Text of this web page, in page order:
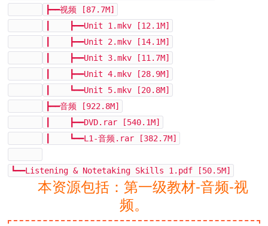
┣━━视频 [87.7M]
┃ ┣━━Unit 1.mkv [12.1M]
┃ ┣━━Unit 2.mkv [14.1M]
┃ ┣━━Unit 3.mkv [11.7M]
┃ ┣━━Unit 4.mkv [28.9M]
┃ ┗━━Unit 5.mkv [20.8M]
┣━━音频 [922.8M]
┃ ┣━━DVD.rar [540.1M]
┃ ┗━━L1-音频.rar [382.7M]
┗━━Listening & Notetaking Skills 1.pdf [50.5M]
本资源包括：第一级教材-音频-视
频。